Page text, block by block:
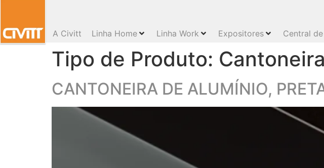
A Civitt Linha Home Linha Work Expositores Central
Tipo de Produto:
CANTONEIRA DE ALUMÍNIO,